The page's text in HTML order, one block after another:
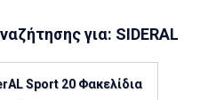
για: SIDERAL
Sport 20 Φακελίδια